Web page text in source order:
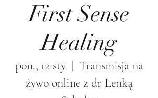
First Sense
Healing
pon., 12 sty
  |
Transmisja na
żywo online z dr Lenką